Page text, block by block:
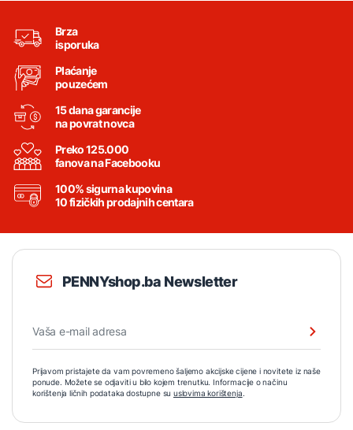
Brza
isporuka
Plaćanje
pouzećem
15 dana garancije
na povrat novca
Preko 125.000
fanova na Facebooku
100% sigurna kupovina
10 fizičkih prodajnih centara
PENNYshop.ba Newsletter
Prijavom pristajete da vam povremeno šaljemo akcijske cijene i novitete iz naše
ponude. Možete se odjaviti u bilo kojem trenutku. Informacije o načinu
korištenja ličnih podataka dostupne su uslovima korištenja.